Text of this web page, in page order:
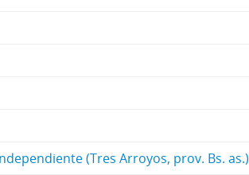
(Tres Arroyos, prov. Bs. as.)